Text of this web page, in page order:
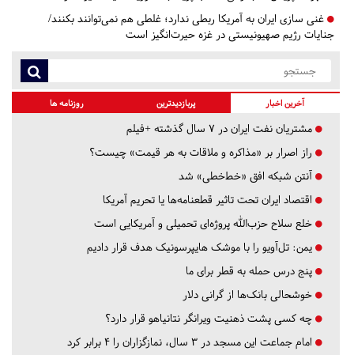
غنی سازی ایران به آمریکا ربطی ندارد؛ غلطی هم‌ نمی‌توانند بکنند/
جنایات رژیم صهیونیستی در غزه حیرت‌انگیز است
آخرین اخبار پربازدیدترین روزنامه ها
مشتریان نفت ایران در ۷ سال گذشته +فیلم
راز اصرار بر «مذاکره و ملاقات به هر قیمت» چیست؟
آنتن شبکه افق «خط‌خطی» شد
اقتصاد ایران تحت تاثیر قطعنامه‌ها یا تحریم‌ آمریکا
خلع سلاح حزب‌الله پروژه‌ای تحمیلی و آمریکایی است
یمن: تل‌آویو را با موشک هایپرسونیک هدف قرار دادیم
پنج درس‌ حمله به قطر برای ما
خوشحالی بانک‌ها از گرانی دلار
چه کسی پشت ذهنیت ویرانگر نتانیاهو قرار دارد؟
امام جماعت این مسجد در ۳ سال، نمازگزاران را ۴ برابر کرد